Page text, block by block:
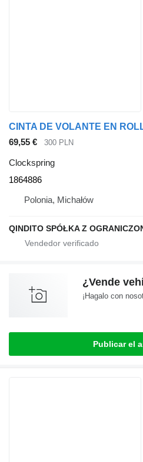
69,55 € 300 PLN
Clockspring
1864886
Polonia, Michałów
¿Vende
¡Hagalo con
Publicar el